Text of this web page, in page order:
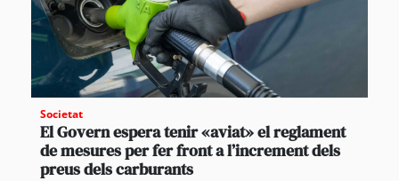
Societat
El Govern espera tenir «aviat» el reglament
de mesures per fer front a l’increment dels
preus dels carburants